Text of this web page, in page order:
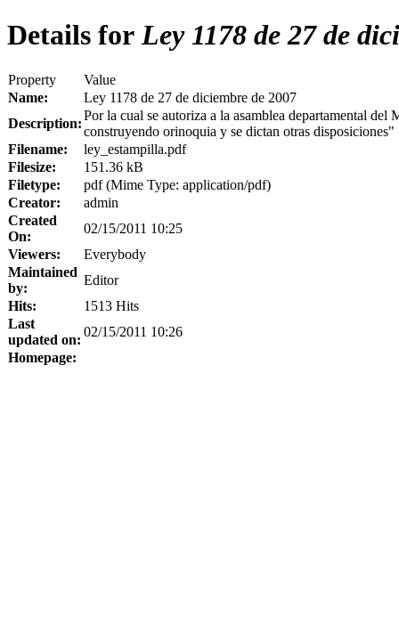
Details forLey 1178 de 27 de
Property
Value
Name:
Ley 1178 de 27 de diciembre de 2007
Description:
Por la cual se autoriza a la asamblea departamental
construyendo orinoquia y se dictan otras disposiciones"
Filename:
ley_estampilla.pdf
Filesize:
151.36 kB
Filetype:
pdf (Mime Type: application/pdf)
Creator:
admin
Created
On:
02/15/2011 10:25
Viewers:
Everybody
Maintained
by:
Editor
Hits:
1513 Hits
Last
updated on:
02/15/2011 10:26
Homepage: